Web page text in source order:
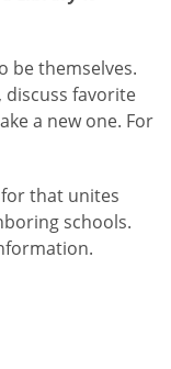
be themselves.
discuss favorite
a new one. For
that unites
schools.